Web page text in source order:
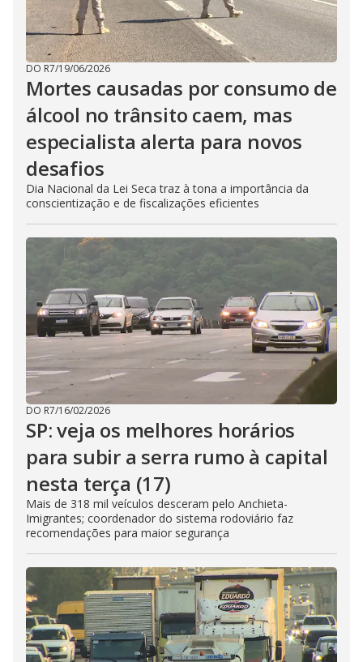
DO R7/19/06/2026
Mortes causadas por consumo de
álcool no trânsito caem, mas
especialista alerta para novos
desafios
Dia Nacional da Lei Seca traz à tona a importância da
conscientização e de fiscalizações eficientes
DO R7/16/02/2026
SP: veja os melhores horários
para subir a serra rumo à capital
nesta terça (17)
Mais de 318 mil veículos desceram pelo Anchieta-
Imigrantes; coordenador do sistema rodoviário faz
recomendações para maior segurança